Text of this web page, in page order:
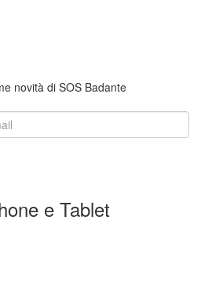
novità di SOS Badante
e Tablet